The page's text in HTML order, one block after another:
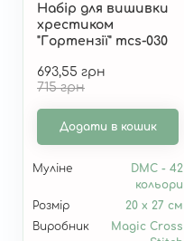
Набір для вишивки
хрестиком
"Гортензії" mcs-030
693,55 грн
715 грн
Додати в кошик
Муліне
DMC - 42
кольори
Розмір
20 х 27 см
Виробник
Magic Cross